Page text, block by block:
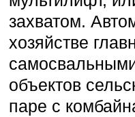
захватом.
хозяйстве
объектов
паре с